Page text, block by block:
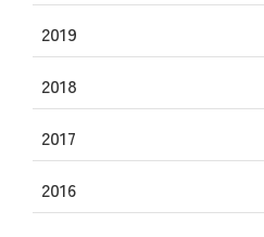
2019
2018
2017
2016